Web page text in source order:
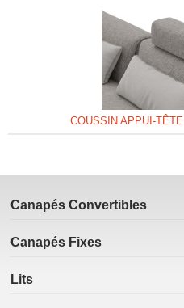
COUSSIN APPUI-TÊTE
Canapés Convertibles
Canapés Fixes
Lits